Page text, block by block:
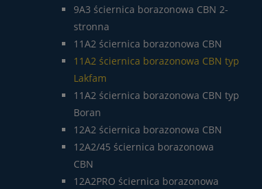
9A3 ściernica borazonowa CBN 2-
stronna
11A2 ściernica borazonowa CBN
11A2 ściernica borazonowa CBN typ
Lakfam
11A2 ściernica borazonowa CBN typ
Boran
12A2 ściernica borazonowa CBN
12A2/45 ściernica borazonowa
CBN
12A2PRO ściernica borazonowa